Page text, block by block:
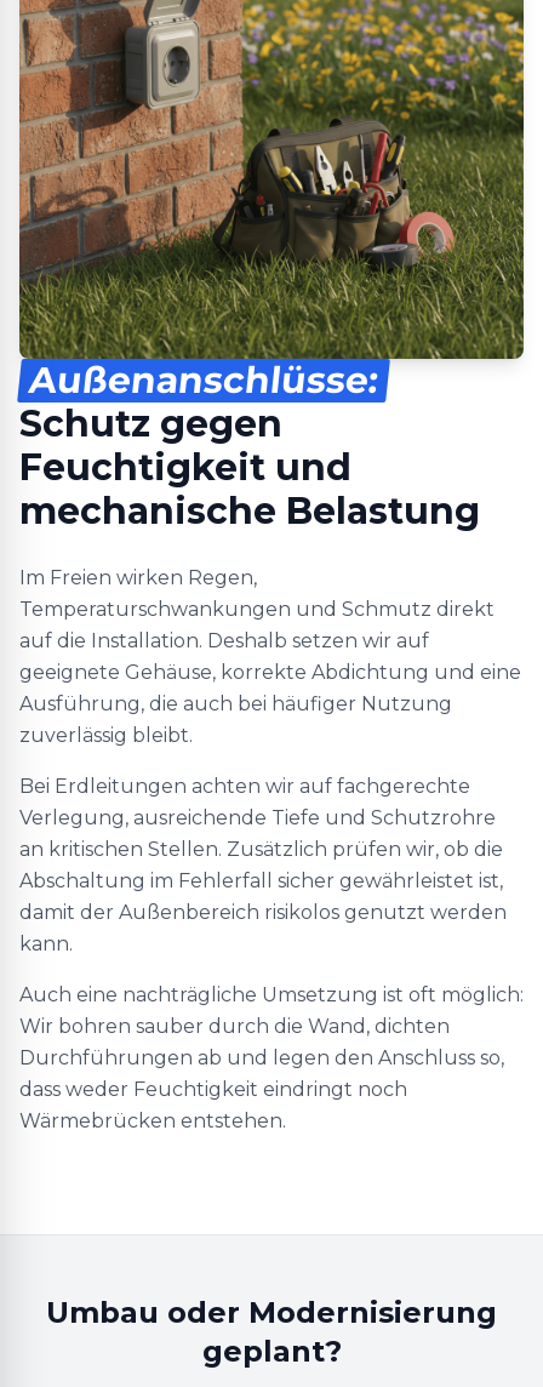
Außenanschlüsse:
Schutz gegen
Feuchtigkeit und
mechanische Belastung
Im Freien wirken Regen,
Temperaturschwankungen und Schmutz direkt
auf die Installation. Deshalb setzen wir auf
geeignete Gehäuse, korrekte Abdichtung und eine
Ausführung, die auch bei häufiger Nutzung
zuverlässig bleibt.
Bei Erdleitungen achten wir auf fachgerechte
Verlegung, ausreichende Tiefe und Schutzrohre
an kritischen Stellen. Zusätzlich prüfen wir, ob die
Abschaltung im Fehlerfall sicher gewährleistet ist,
damit der Außenbereich risikolos genutzt werden
kann.
Auch eine nachträgliche Umsetzung ist oft möglich:
Wir bohren sauber durch die Wand, dichten
Durchführungen ab und legen den Anschluss so,
dass weder Feuchtigkeit eindringt noch
Wärmebrücken entstehen.
Umbau oder Modernisierung
geplant?